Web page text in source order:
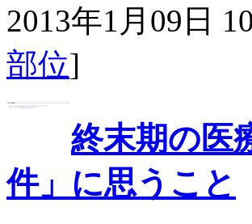
2013年1月09日
部位]
終末期の医
件」に思うこと